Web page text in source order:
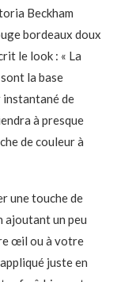
Beckham
bordeaux doux
le look : « La
la base
de
à presque
de couleur à
une touche de
ajoutant un peu
œil ou à votre
juste en